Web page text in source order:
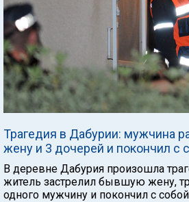
Трагедия в Дабурии: мужчина
жену и 3 дочерей и покончил с
В деревне Дабурия произошла
житель застрелил бывшую жену,
одного мужчину и покончил с